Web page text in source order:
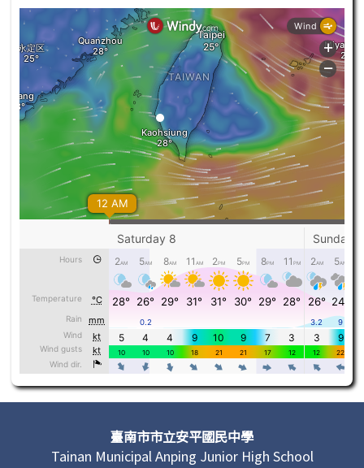
頁尾區域內容臺南市市立安平國民中學
Tainan Municipal Anping Junior High School